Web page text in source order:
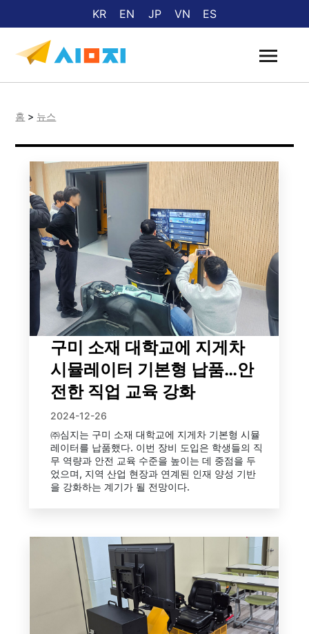
KR EN JP VN ES
홈 > 뉴스
구미 소재 대학교에 지게차
시뮬레이터 기본형 납품…안
전한 직업 교육 강화
2024-12-26
㈜심지는 구미 소재 대학교에 지게차 기본형 시뮬
레이터를 납품했다. 이번 장비 도입은 학생들의 직
무 역량과 안전 교육 수준을 높이는 데 중점을 두
었으며, 지역 산업 현장과 연계된 인재 양성 기반
을 강화하는 계기가 될 전망이다.